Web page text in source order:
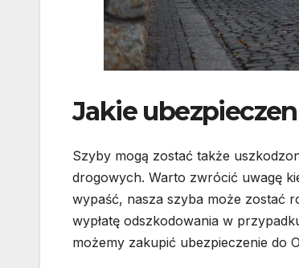
Jakie
Szyby mogą zostać także
drogowych. Warto zwrócić uwagę
wypaść, nasza szyba może zostać
wypłatę odszkodowania w
możemy zakupić ubezpieczenie do